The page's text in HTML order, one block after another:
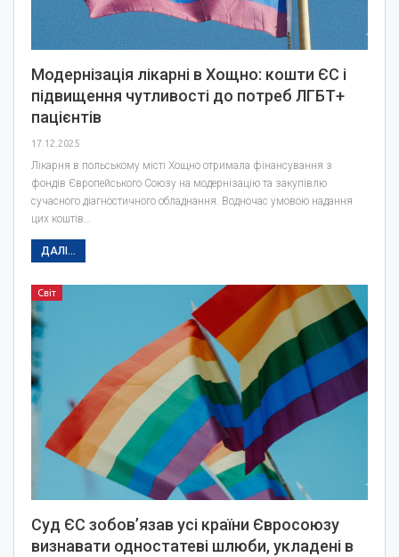
Модернізація лікарні в Хощно: кошти ЄС і
підвищення чутливості до потреб ЛГБТ+
пацієнтів
17.12.2025
Лікарня в польському місті Хощно отримала фінансування з
фондів Європейського Союзу на модернізацію та закупівлю
сучасного діагностичного обладнання. Водночас умовою надання
цих коштів…
ДАЛІ...
Світ
Суд ЄС зобов’язав усі країни Євросоюзу
визнавати одностатеві шлюби, укладені в